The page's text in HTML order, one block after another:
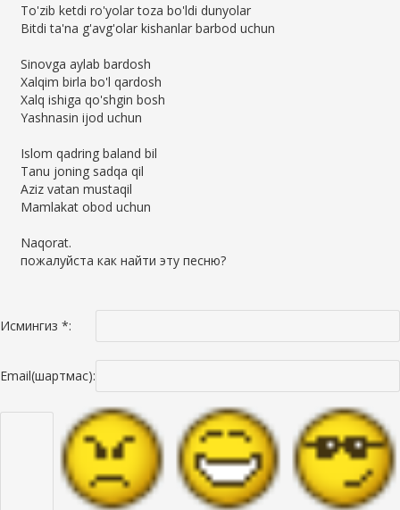
To'zib ketdi ro'yolar toza bo'ldi dunyolar
Bitdi ta'na g'avg'olar kishanlar barbod uchun
Sinovga aylab bardosh
Xalqim birla bo'l qardosh
Xalq ishiga qo'shgin bosh
Yashnasin ijod uchun
Islom qadring baland bil
Tanu joning sadqa qil
Aziz vatan mustaqil
Mamlakat obod uchun
Naqorat.
пожалуйста как найти эту песню?
Исмингиз *:
Email(шартмас):